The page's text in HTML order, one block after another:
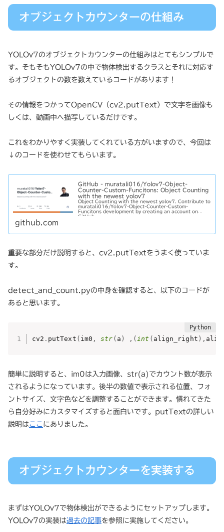
オブジェクトカウンターの仕組み
YOLOv7のオブジェクトカウンターの仕組みはとてもシンプルで
す。そもそもYOLOv7の中で物体検出するクラスとそれに対応す
るオブジェクトの数を数えているコードがあります！
その情報をつかってOpenCV（cv2.putText）で文字を画像も
しくは、動画中へ描写しているだけです。
これをわかりやすく実装してくれている方がいますので、今回は
↓のコードを使わせてもらいます。
GitHub - muratali016/Yolov7-Object-
Counter-Custom-Funcitons: Object Counting
with the newest yolov7
Object Counting with the newest yolov7. Contribute to
muratali016/Yolov7-Object-Counter-Custom-
Funcitons development by creating an account on
GitHub.
github.com
重要な部分だけ説明すると、cv2.putTextをうまく使っていま
す。
detect_and_count.pyの中身を確認すると、以下のコードが
あると思います。
cv2 . putText ( im0 , str ( a ) , ( int ( align_right ) ,
簡単に説明すると、im0は入力画像、str(a)でカウント数が表示
されるようになっています。後半の数値で表示される位置、フォ
ントサイズ、文字色などを調整することができます。慣れてきた
ら自分好みにカスタマイズすると面白いです。putTextの詳しい
説明はここ にありました。
オブジェクトカウンターを実装する
まずはYOLOv7で物体検出ができるようにセットアップします。
YOLOv7の実装は過去の記事を参照に実施してください。